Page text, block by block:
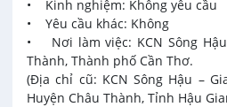
• Kinh nghiệm: Không yêu cầu
• Yêu cầu khác: Không
• Nơi làm việc: KCN Sông Hậu
Thành, Thành phố Cần Thơ.
(Địa chỉ cũ: KCN Sông Hậu –
Huyện Châu Thành, Tỉnh Hậu